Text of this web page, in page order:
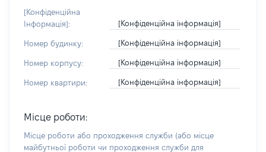
[Конфіденційна
Інформація]:
[Конфіденційна інформація]
Номер будинку: [Конфіденційна інформація]
Номер корпусу: [Конфіденційна інформація]
Номер квартири: [Конфіденційна інформація]
Місце роботи:
Місце роботи або проходження служби (або місце
майбутньої роботи чи проходження служби для